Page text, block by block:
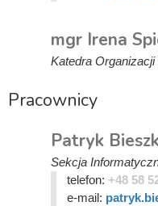
mgr Irena
Katedra
Pracownicy
Patryk
Sekcja
telefon: +48 58
e-mail: